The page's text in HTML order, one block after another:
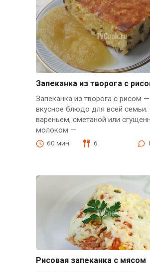
Запеканка из творога с
Запеканка из творога с рисом
вкусное блюдо для всей семьи.
вареньем, сметаной или
молоком —
60 мин. 6
Рисовая запеканка с мясом